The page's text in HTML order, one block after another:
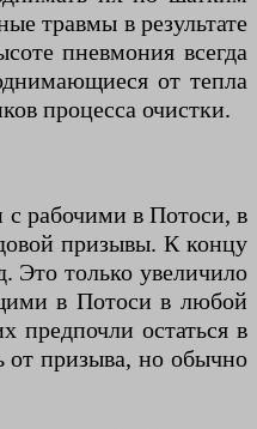
травмы в результате
пневмония всегда
от тепла
процесса очистки.
с рабочими в Потоси, в
призывы. К концу
Это только увеличило
в Потоси в любой
предпочли остаться в
от призыва, но обычно